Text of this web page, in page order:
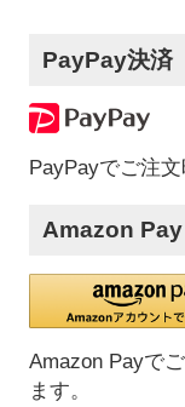
PayPay決済
PayPayでご注
Amazon Pay
Amazon Payで
ます。